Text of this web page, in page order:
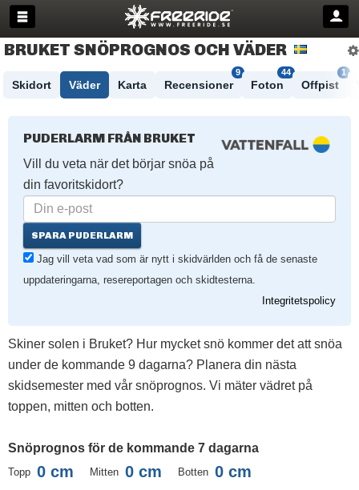
BRUKET SNÖPROGNOS OCH VÄDER
Skidort Väder Karta Recensioner
9
Foton
44
Offpist
1
PUDERLARM FRÅN BRUKET
Vill du veta när det börjar snöa på
din favoritskidort?
SPARA PUDERLARM
Jag vill veta vad som är nytt i skidvärlden och få de senaste
uppdateringarna, resereportagen och skidtesterna.
Integritetspolicy
Skiner solen i Bruket? Hur mycket snö kommer det att snöa
under de kommande 9 dagarna? Planera din nästa
skidsemester med vår snöprognos. Vi mäter vädret på
toppen, mitten och botten.
Snöprognos för de kommande 7 dagarna
Topp 0 cm Mitten 0 cm Botten 0 cm